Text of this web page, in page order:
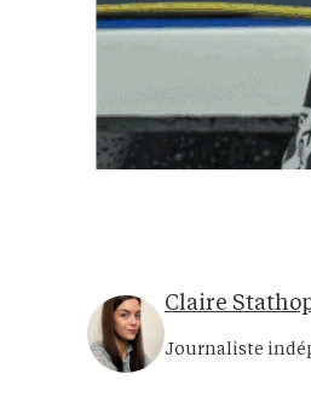
Claire
Journaliste